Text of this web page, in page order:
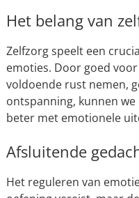
Het belang van
Zelfzorg speelt een
emoties. Door goed
voldoende rust nemen,
ontspanning, kunnen
beter met emotionele
Afsluitende
Het reguleren van